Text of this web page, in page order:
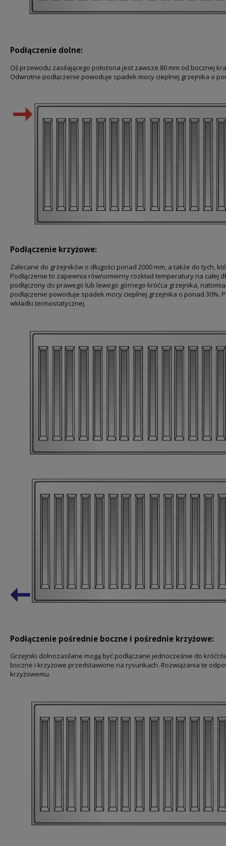
Podłączenie dolne:
Oś przewodu zasilającego położona jest zawsze 80 mm od bocznej
Odwrotne podłączenie powoduje spadek mocy cieplnej grzejnika o
Podłączenie krzyżowe:
Zalecane do grzejników o długości ponad 2000 mm, a także do tych,
Podłączenie to zapewnia równomierny rozkład temperatury na całej
podłączony do prawego lub lewego górnego króćca grzejnika,
podłączenie powoduje spadek mocy cieplnej grzejnika o ponad 30%.
wkładki termostatycznej.
Podłączenie pośrednie boczne i pośrednie krzyżowe:
Grzejniki dolnozasilane mogą być podłączane jednocześnie do
boczne i krzyżowe przedstawione na rysunkach. Rozwiązania te
krzyżowemu.